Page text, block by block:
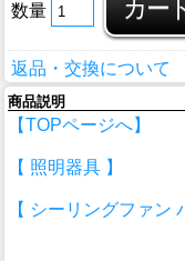
数量
返品・交換について
商品説明
【TOPページへ】
【 照明器具 】
【 シーリングファン